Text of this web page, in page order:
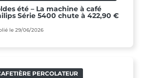
été – La machine à café
Série 5400 chute à 422,90 €
le 29/06/2026
PERCOLATEUR